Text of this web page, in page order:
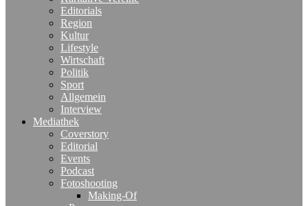
Editorials
Region
Kultur
Lifestyle
Wirtschaft
Politik
Sport
Allgemein
Interview
Mediathek
Coverstory
Editorial
Events
Podcast
Fotoshooting
Making-Of